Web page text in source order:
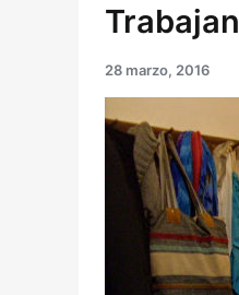
28 marzo, 2016